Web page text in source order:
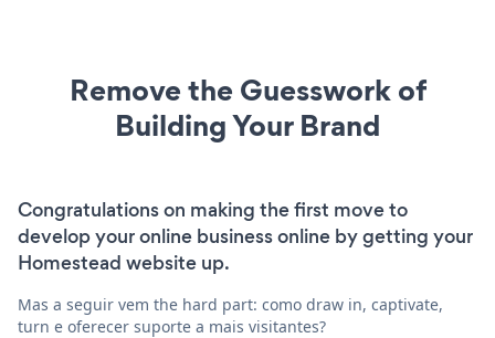
Remove the Guesswork of
Building Your Brand
Congratulations on making the first move to
develop your online business online by getting your
Homestead website up.
Mas a seguir vem the hard part: como draw in, captivate,
turn e oferecer suporte a mais visitantes?